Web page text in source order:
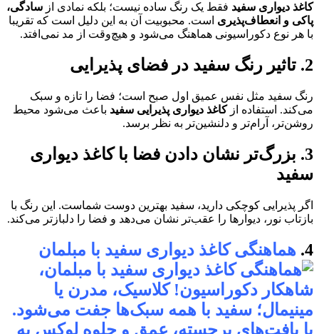
کاغذ دیواری سفید فقط یک رنگ ساده نیست؛ بلکه نمادی از سادگی،
پاکی و انعطاف‌پذیری است. محبوبیت آن به این دلیل است که تقریبا
با هر نوع دکوراسیونی هماهنگ می‌شود و هیچ‌وقت از مد نمی‌افتد.
2. تاثیر رنگ سفید در فضای پذیرایی
رنگ سفید مثل نفس عمیق اول صبح است؛ فضا را تازه و سبک
می‌کند. استفاده ازکاغذ دیواری پذیرایی سفید باعث می‌شود محیط
روشن‌تر، آرام‌تر و دلنشین‌تر به نظر برسد.
3. بزرگ‌تر نشان دادن فضا با کاغذ دیواری
سفید
اگر پذیرایی کوچکی دارید، سفید بهترین دوست شماست. این رنگ با
بازتاب نور، دیوارها را عقب‌تر نشان می‌دهد و فضا را دلبازتر می‌کند.
4. هماهنگی کاغذ دیواری سفید با مبلمان